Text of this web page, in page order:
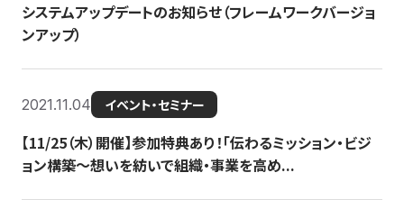
システムアップデートのお知らせ（フレームワークバージョ
ンアップ）
2021.11.04 イベント・セミナー
【11/25（木）開催】参加特典あり！「伝わるミッション・ビジ
ョン構築〜想いを紡いで組織・事業を高め...